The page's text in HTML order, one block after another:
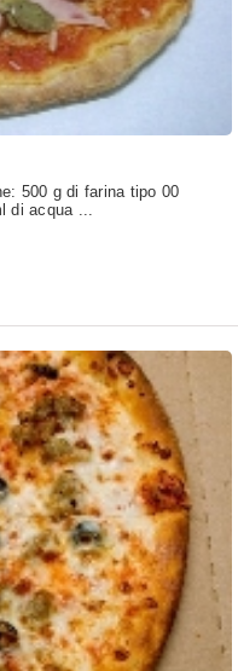
500 g di farina tipo 00
di acqua ...